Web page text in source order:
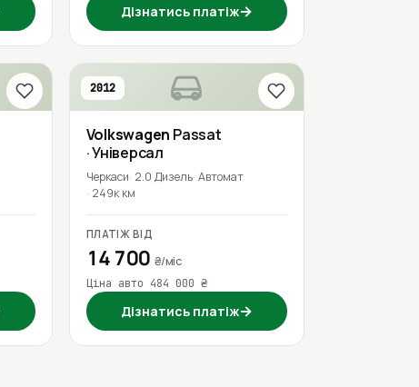
Дізнатись платіж→
2012
Volkswagen Passat
· Універсал
Черкаси 2.0 Дизель Автомат
249к км
ПЛАТІЖ ВІД
14 700 ₴/міс
Ціна авто 484 000 ₴
Дізнатись платіж→